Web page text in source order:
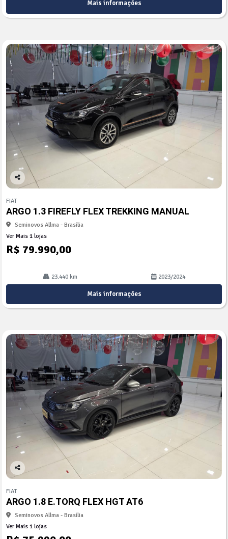
Mais informações
Co
arti
lhe
FIAT
ARGO 1.3 FIREFLY FLEX TREKKING MANUAL
Seminovos Allma - Brasília
Ver Mais 1 lojas
R$ 79.990,00
23.440 km 2023/2024
Mais informações
Co
arti
lhe
FIAT
ARGO 1.8 E.TORQ FLEX HGT AT6
Seminovos Allma - Brasília
Ver Mais 1 lojas